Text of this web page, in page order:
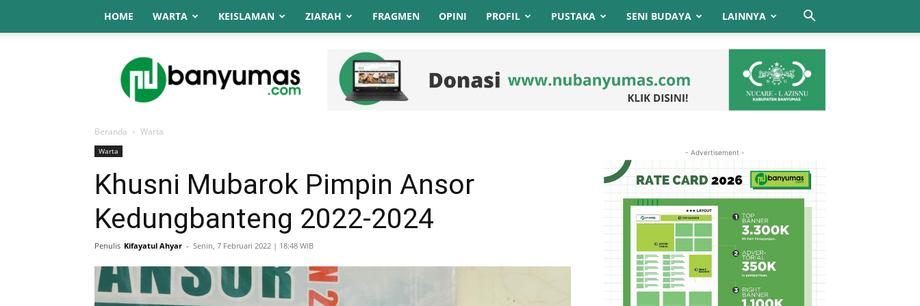
HOME WARTA KEISLAMAN ZIARAH FRAGMEN OPINI PROFIL PUSTAKA SENI BUDAYA LAINNYA
NU
Online
Banyumas
Beranda Warta
Warta
Khusni Mubarok Pimpin Ansor
Kedungbanteng 2022-2024
Penulis Kifayatul Ahyar - Senin, 7 Februari 2022 | 18:48 WIB
- Advertisement -